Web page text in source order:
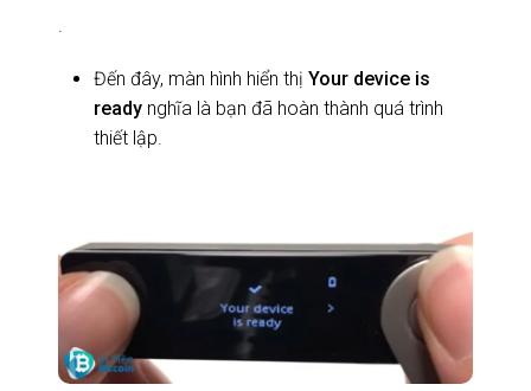
.
Đến đây, màn hình hiển thị Your device is
ready nghĩa là bạn đã hoàn thành quá trình
thiết lập.